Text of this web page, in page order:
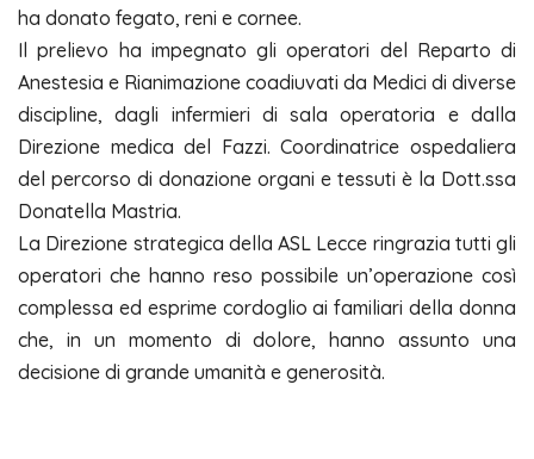
ha donato fegato, reni e cornee.
Il prelievo ha impegnato gli operatori del Reparto di
Anestesia e Rianimazione coadiuvati da Medici di diverse
discipline, dagli infermieri di sala operatoria e dalla
Direzione medica del Fazzi. Coordinatrice ospedaliera
del percorso di donazione organi e tessuti è la Dott.ssa
Donatella Mastria.
La Direzione strategica della ASL Lecce ringrazia tutti gli
operatori che hanno reso possibile un’operazione così
complessa ed esprime cordoglio ai familiari della donna
che, in un momento di dolore, hanno assunto una
decisione di grande umanità e generosità.